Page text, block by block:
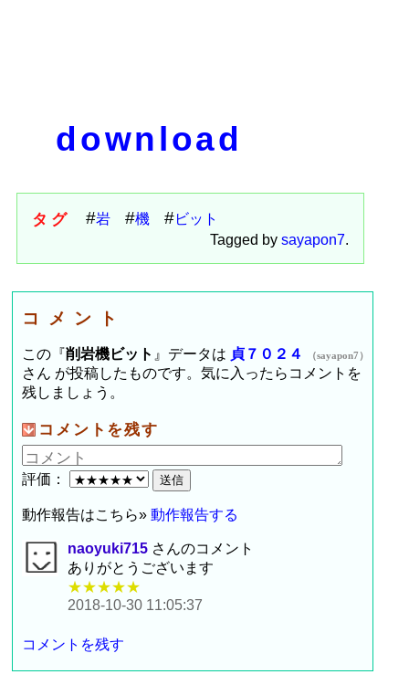
download
タグ 岩 機
ビット
Tagged by sayapon7.
コメント
この『削岩機ビット 』データは 貞７０２４ （sayapon7）
さん が投稿したものです。気に入ったらコメントを
残しましょう。
コメントを残す
評価：
動作報告はこちら»動作報告する
naoyuki715 さんのコメント
ありがとうございます
★★★★★
2018-10-30 11:05:37
コメントを残す